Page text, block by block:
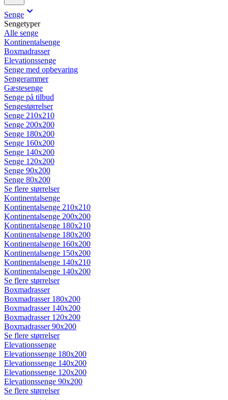
Senge
Sengetyper
Alle senge
Kontinentalsenge
Boxmadrasser
Elevationssenge
Senge med opbevaring
Sengerammer
Gæstesenge
Senge på tilbud
Sengestørrelser
Senge 210x210
Senge 200x200
Senge 180x200
Senge 160x200
Senge 140x200
Senge 120x200
Senge 90x200
Senge 80x200
Se flere størrelser
Kontinentalsenge
Kontinentalsenge 210x210
Kontinentalsenge 200x200
Kontinentalsenge 180x210
Kontinentalsenge 180x200
Kontinentalsenge 160x200
Kontinentalsenge 150x200
Kontinentalsenge 140x210
Kontinentalsenge 140x200
Se flere størrelser
Boxmadrasser
Boxmadrasser 180x200
Boxmadrasser 140x200
Boxmadrasser 120x200
Boxmadrasser 90x200
Se flere størrelser
Elevationssenge
Elevationssenge 180x200
Elevationssenge 140x200
Elevationssenge 120x200
Elevationssenge 90x200
Se flere størrelser